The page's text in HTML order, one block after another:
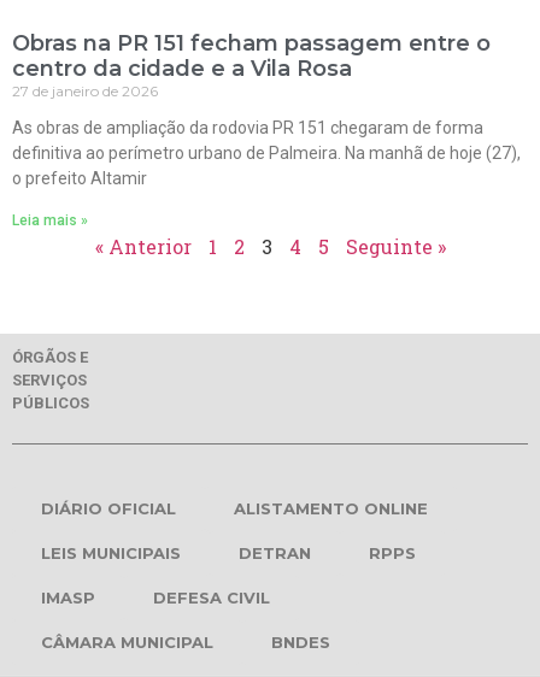
Obras na PR 151 fecham passagem entre o
centro da cidade e a Vila Rosa
27 de janeiro de 2026
As obras de ampliação da rodovia PR 151 chegaram de forma
definitiva ao perímetro urbano de Palmeira. Na manhã de hoje (27),
o prefeito Altamir
Leia mais »
« Anterior 1 2 3 4 5 Seguinte »
ÓRGÃOS E
SERVIÇOS
PÚBLICOS
DIÁRIO OFICIAL ALISTAMENTO ONLINE
LEIS MUNICIPAIS DETRAN RPPS
IMASP DEFESA CIVIL
CÂMARA MUNICIPAL BNDES